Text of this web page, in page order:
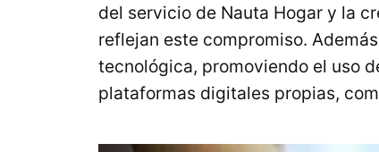
del servicio de Nauta Hogar y la
reflejan este compromiso.
tecnológica, promoviendo el uso
plataformas digitales propias,